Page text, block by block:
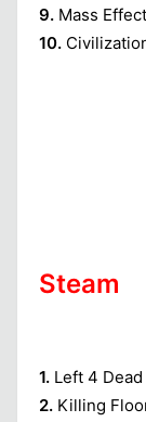
9. Mass
10.
Steam
1. Left 4 Dead
2. Killing